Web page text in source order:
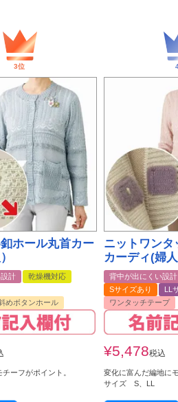
ホール丸首カー
計
乾燥機対応
めボタンホール
ーフがポイント。
ニットワンタ
カーディ(婦
背中が出にくい設計
Sサイズあり
LL
ワンタッチテープ
¥5,478税込
変化に富んだ編地に
サイズ S、LL